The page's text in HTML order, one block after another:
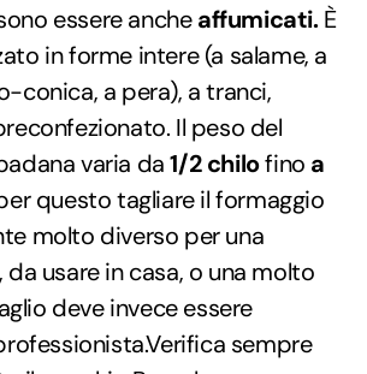
essere ancheaffumicati.È
in forme intere (a salame, a
conica, a pera), a tranci,
Il peso del
varia da1/2 chilofino a
questo tagliare il formaggio
molto diverso per una
usare in casa, o una molto
deve invece essere
sempre